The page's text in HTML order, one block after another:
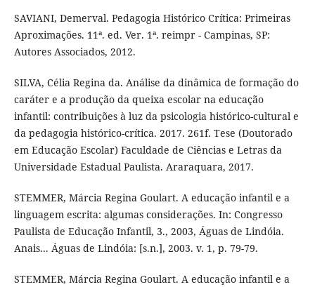
SAVIANI, Demerval. Pedagogia Histórico Crítica: Primeiras
Aproximações. 11ª. ed. Ver. 1ª. reimpr - Campinas, SP:
Autores Associados, 2012.
SILVA, Célia Regina da. Análise da dinâmica de formação do
caráter e a produção da queixa escolar na educação
infantil: contribuições à luz da psicologia histórico-cultural e
da pedagogia histórico-crítica. 2017. 261f. Tese (Doutorado
em Educação Escolar) Faculdade de Ciências e Letras da
Universidade Estadual Paulista. Araraquara, 2017.
STEMMER, Márcia Regina Goulart. A educação infantil e a
linguagem escrita: algumas considerações. In: Congresso
Paulista de Educação Infantil, 3., 2003, Águas de Lindóia.
Anais... Águas de Lindóia: [s.n.], 2003. v. 1, p. 79-79.
STEMMER, Márcia Regina Goulart. A educação infantil e a